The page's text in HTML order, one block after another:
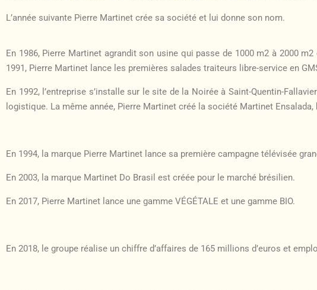
L’année suivante Pierre Martinet crée sa société et lui donne son nom.
En 1986, Pierre Martinet agrandit son usine qui passe de 1000 m2 à 2000
1991, Pierre Martinet lance les premières salades traiteurs libre-service en
En 1992, l’entreprise s’installe sur le site de la Noirée à Saint-Quentin-
logistique. La même année, Pierre Martinet créé la société Martinet
En 1994, la marque Pierre Martinet lance sa première campagne télévisée
En 2003, la marque Martinet Do Brasil est créée pour le marché brésilien.
En 2017, Pierre Martinet lance une gamme VÉGÉTALE et une gamme BIO.
En 2018, le groupe réalise un chiffre d’affaires de 165 millions d’euros et